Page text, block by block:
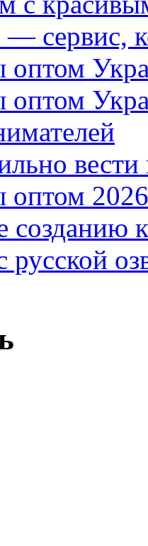
— сервис,
оптом
оптом
оптом
созданию